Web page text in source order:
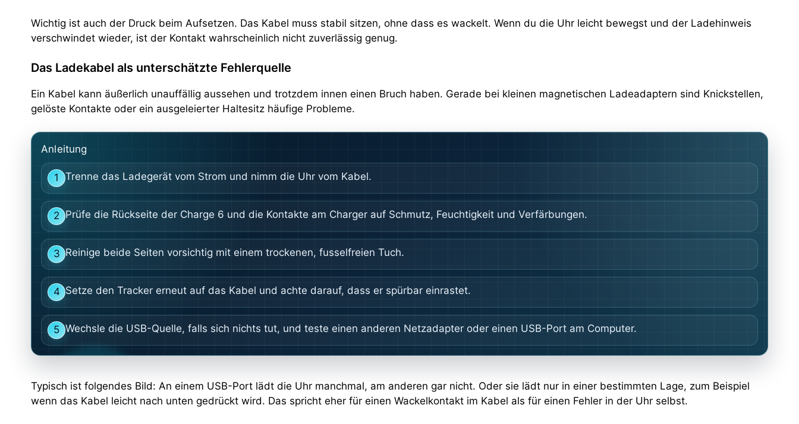
Wichtig ist auch der Druck beim Aufsetzen. Das Kabel muss stabil sitzen, ohne dass es wackelt. Wenn du die Uhr leicht bewegst und der Ladehinweis
verschwindet wieder, ist der Kontakt wahrscheinlich nicht zuverlässig genug.
Das Ladekabel als unterschätzte Fehlerquelle
Ein Kabel kann äußerlich unauffällig aussehen und trotzdem innen einen Bruch haben. Gerade bei kleinen magnetischen Ladeadaptern sind Knickstellen,
gelöste Kontakte oder ein ausgeleierter Haltesitz häufige Probleme.
Anleitung
1 Trenne das Ladegerät vom Strom und nimm die Uhr vom Kabel.
2 Prüfe die Rückseite der Charge 6 und die Kontakte am Charger auf Schmutz, Feuchtigkeit und Verfärbungen.
3 Reinige beide Seiten vorsichtig mit einem trockenen, fusselfreien Tuch.
4 Setze den Tracker erneut auf das Kabel und achte darauf, dass er spürbar einrastet.
5 Wechsle die USB-Quelle, falls sich nichts tut, und teste einen anderen Netzadapter oder einen USB-Port am Computer.
Typisch ist folgendes Bild: An einem USB-Port lädt die Uhr manchmal, am anderen gar nicht. Oder sie lädt nur in einer bestimmten Lage, zum Beispiel
wenn das Kabel leicht nach unten gedrückt wird. Das spricht eher für einen Wackelkontakt im Kabel als für einen Fehler in der Uhr selbst.